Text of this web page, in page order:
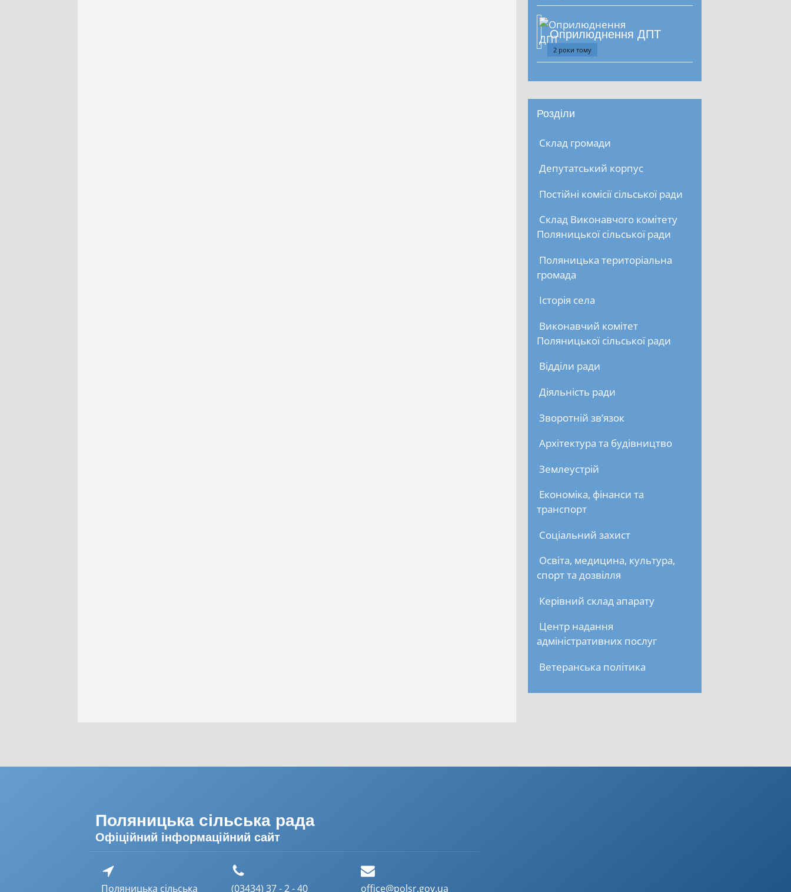
Оприлюднення ДПТ
2 роки тому
Розділи
Склад громади
Депутатський корпус
Постійні комісії сільської ради
Склад Виконавчого комітету
Поляницької сільської ради
Поляницька територіальна
громада
Історія села
Виконавчий комітет
Поляницької сільської ради
Відділи ради
Діяльність ради
Зворотній зв’язок
Архітектура та будівництво
Землеустрій
Економіка, фінанси та
транспорт
Соціальний захист
Освіта, медицина, культура,
спорт та дозвілля
Керівний склад апарату
Центр надання
адміністративних послуг
Ветеранська політика
Поляницька сільська рада
Офіційний інформаційний сайт
Поляницька сільська (03434) 37 - 2 - 40 office@polsr.gov.ua